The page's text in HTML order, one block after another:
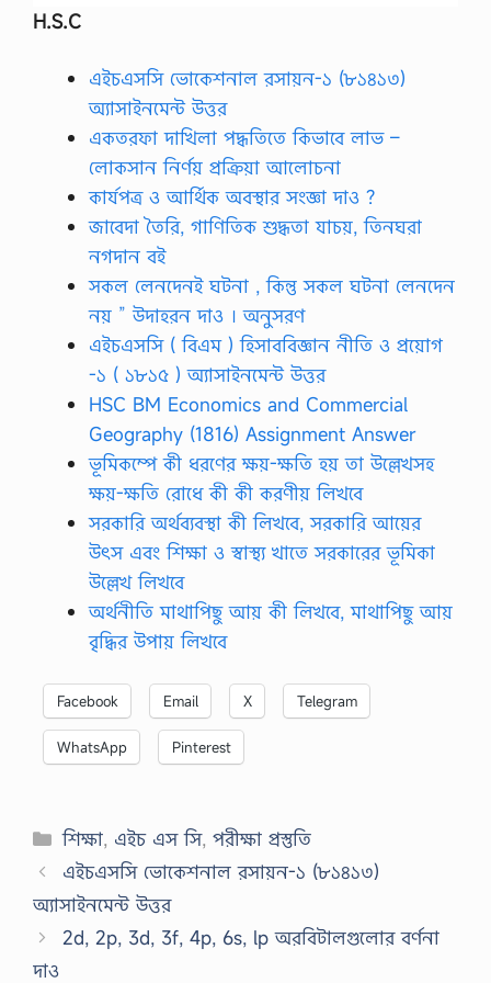
H.S.C
এইচএসসি ভোকেশনাল রসায়ন-১ (৮১৪১৩)
অ্যাসাইনমেন্ট উত্তর
একতরফা দাখিলা পদ্ধতিতে কিভাবে লাভ –
লোকসান নির্ণয় প্রক্রিয়া আলোচনা
কার্যপত্র ও আর্থিক অবস্থার সংজ্ঞা দাও ?
জাবেদা তৈরি, গাণিতিক শুদ্ধতা যাচয়, তিনঘরা
নগদান বই
সকল লেনদেনই ঘটনা , কিন্তু সকল ঘটনা লেনদেন
নয় ” উদাহরন দাও । অনুসরণ
এইচএসসি ( বিএম ) হিসাববিজ্ঞান নীতি ও প্রয়োগ
-১ ( ১৮১৫ ) অ্যাসাইনমেন্ট উত্তর
HSC BM Economics and Commercial
Geography (1816) Assignment Answer
ভূমিকম্পে কী ধরণের ক্ষয়-ক্ষতি হয় তা উল্লেখসহ
ক্ষয়-ক্ষতি রােধে কী কী করণীয় লিখবে
সরকারি অর্থব্যবস্থা কী লিখবে, সরকারি আয়ের
উৎস এবং শিক্ষা ও স্বাস্থ্য খাতে সরকারের ভূমিকা
উল্লেখ লিখবে
অর্থনীতি মাথাপিছু আয় কী লিখবে, মাথাপিছু আয়
বৃদ্ধির উপায় লিখবে
Facebook Email X Telegram
WhatsApp Pinterest
Categories
শিক্ষা, এইচ এস সি,পরীক্ষা প্রস্তুতি
এইচএসসি ভোকেশনাল রসায়ন-১ (৮১৪১৩)
অ্যাসাইনমেন্ট উত্তর
2d, 2p, 3d, 3f, 4p, 6s, lp অরবিটালগুলোর বর্ণনা
দাও